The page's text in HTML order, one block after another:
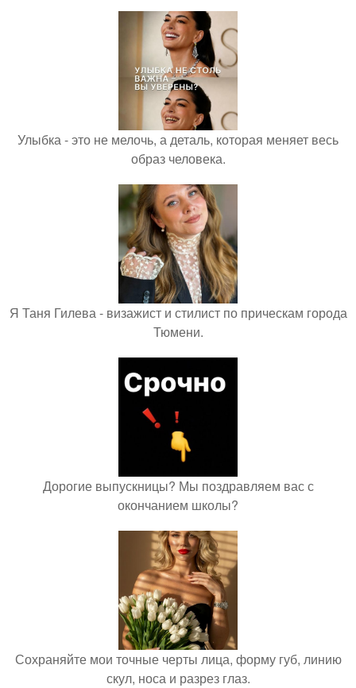
Улыбка - это не мелочь, а деталь, которая меняет весь
образ человека.
Я Таня Гилева - визажист и стилист по прическам города
Тюмени.
Дорогие выпускницы? Мы поздравляем вас с
окончанием школы?
Сохраняйте мои точные черты лица, форму губ, линию
скул, носа и разрез глаз.